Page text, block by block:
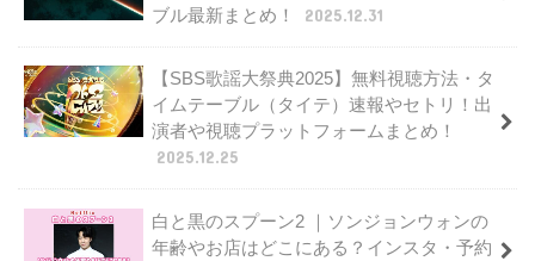
ブル最新まとめ！
2025.12.31
【SBS歌謡大祭典2025】無料視聴方法・タ
イムテーブル（タイテ）速報やセトリ！出
演者や視聴プラットフォームまとめ！
2025.12.25
白と黒のスプーン2 ｜ソンジョンウォンの
年齢やお店はどこにある？インスタ・予約